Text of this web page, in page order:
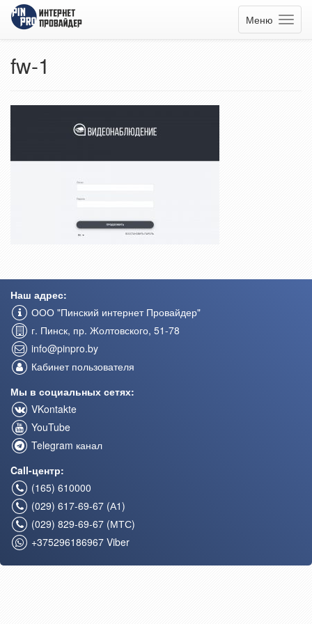
Меню
fw-1
Наш адрес:
ООО "Пинский интернет Провайдер"
г. Пинск, пр. Жолтовского, 51-78
info@pinpro.by
Кабинет пользователя
Мы в социальных сетях:
VKontakte
YouTube
Telegram канал
Call-центр:
(165) 610000
(029) 617-69-67 (А1)
(029) 829-69-67 (МТС)
+375296186967 Viber